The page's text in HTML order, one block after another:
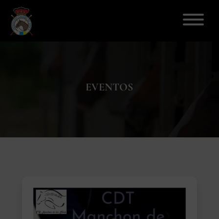
ENSEÑANZA
EVENTOS